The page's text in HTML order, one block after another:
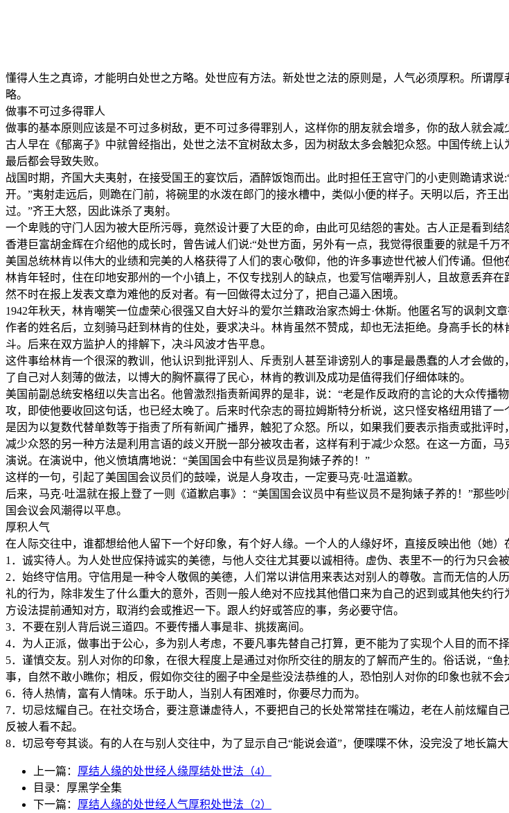
懂得人生之真谛，才能明白处世之方略。处世应有方法。新处世之法的原则是，人气必须厚积。所谓
略。
做事不可过多得罪人
做事的基本原则应该是不可过多树敌，更不可过多得罪别人，这样你的朋友就会增多，你的敌人就会减
古人早在《郁离子》中就曾经指出，处世之法不宜树敌太多，因为树敌太多会触犯众怒。中国传统上
最后都会导致失败。
战国时期，齐国大夫夷射，在接受国王的宴饮后，酒醉饭饱而出。此时担任王宫守门的小吏则跪请求
开。”夷射走远后，则跪在门前，将碗里的水泼在郎门的接水槽中，类似小便的样子。天明以后，齐王
过。”齐王大怒，因此诛杀了夷射。
一个卑贱的守门人因为被大臣所污辱，竟然设计要了大臣的命，由此可见结怨的害处。古人正是看到结
香港巨富胡金辉在介绍他的成长时，曾告诫人们说:“处世方面，另外有一点，我觉得很重要的就是千
美国总统林肯以伟大的业绩和完美的人格获得了人们的衷心敬仰，他的许多事迹世代被人们传诵。但他
林肯年轻时，住在印地安那州的一个小镇上，不仅专找别人的缺点，也爱写信嘲弄别人，且故意丢弃
然不时在报上发表文章为难他的反对者。有一回做得太过分了，把自己逼入困境。
1942年秋天，林肯嘲笑一位虚荣心很强又自大好斗的爱尔兰籍政治家杰姆士·休斯。他匿名写的讽刺
作者的姓名后，立刻骑马赶到林肯的住处，要求决斗。林肯虽然不赞成，却也无法拒绝。身高手长的
斗。后来在双方监护人的排解下，决斗风波才告平息。
这件事给林肯一个很深的教训，他认识到批评别人、斥责别人甚至诽谤别人的事是最愚蠢的人才会做
了自己对人刻薄的做法，以博大的胸怀赢得了民心，林肯的教训及成功是值得我们仔细体味的。
美国前副总统安格纽以失言出名。他曾激烈指责新闻界的是非，说：“老是作反政府的言论的大众传播
攻，即使他要收回这句话，也已经太晚了。后来时代杂志的哥拉姆斯特分析说，这只怪安格纽用错了
是因为以复数代替单数等于指责了所有新闻广播界，触犯了众怒。所以，如果我们要表示指责或批评
减少众怒的另一种方法是利用言语的歧义开脱一部分被攻击者，这样有利于减少众怒。在这一方面，
演说。在演说中，他义愤填膺地说：“美国国会中有些议员是狗婊子养的！”
这样的一句，引起了美国国会议员们的鼓噪，说是人身攻击，一定要马克·吐温道歉。
后来，马克·吐温就在报上登了一则《道歉启事》：“美国国会议员中有些议员不是狗婊子养的！”那些
国会议会风潮得以平息。
厚积人气
在人际交往中，谁都想给他人留下一个好印象，有个好人缘。一个人的人缘好坏，直接反映出他（她
1．诚实待人。为人处世应保持诚实的美德，与他人交往尤其要以诚相待。虚伪、表里不一的行为只会
2．始终守信用。守信用是一种令人敬佩的美德，人们常以讲信用来表达对别人的尊敬。言而无信的
礼的行为，除非发生了什么重大的意外，否则一般人绝对不应找其他借口来为自己的迟到或其他失约
方设法提前通知对方，取消约会或推迟一下。跟人约好或答应的事，务必要守信。
3．不要在别人背后说三道四。不要传播人事是非、挑拨离间。
4．为人正派，做事出于公心，多为别人考虑，不要凡事先替自己打算，更不能为了实现个人目的而不择
5．谨慎交友。别人对你的印象，在很大程度上是通过对你所交往的朋友的了解而产生的。俗话说，“
事，自然不敢小瞧你；相反，假如你交往的圈子中全是些没法恭维的人，恐怕别人对你的印象也就不会
6．待人热情，富有人情味。乐于助人，当别人有困难时，你要尽力而为。
7．切忌炫耀自己。在社交场合，要注意谦虚待人，不要把自己的长处常常挂在嘴边，老在人前炫耀
反被人看不起。
8．切忌夸夸其谈。有的人在与别人交往中，为了显示自己“能说会道”，便喋喋不休，没完没了地长篇
上一篇： 厚结人缘的处世经人缘厚结处世法（4）
目录：厚黑学全集
下一篇： 厚结人缘的处世经人气厚积处世法（2）